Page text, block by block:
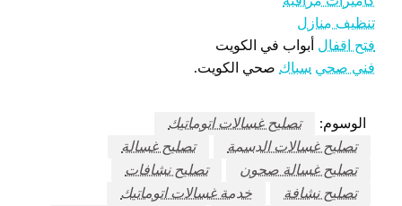
تنظيف منازل
فتح اقفال أبواب في الكويت
فني صحي سباك صحي الكويت.
الوسوم:
تصليح غسالات اتوماتيك
تصليح غسالات الدسمة
تصليح غسالة
تصليح غسالة صحون
تصليح نشافات
تصليح نشافة
خدمة غسالات اتوماتيك